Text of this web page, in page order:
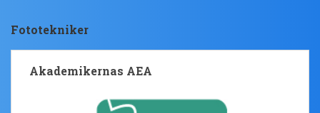
Fototekniker
Akademikernas AEA